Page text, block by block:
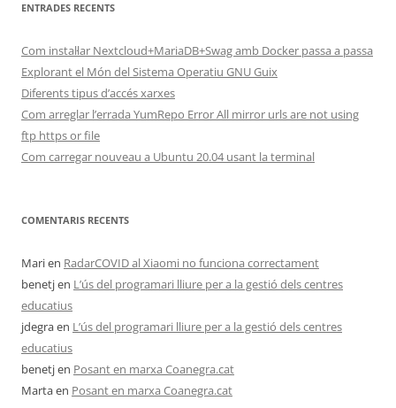
ENTRADES RECENTS
Com instal·lar Nextcloud+MariaDB+Swag amb Docker passa a passa
Explorant el Món del Sistema Operatiu GNU Guix
Diferents tipus d’accés xarxes
Com arreglar l’errada YumRepo Error All mirror urls are not using
ftp https or file
Com carregar nouveau a Ubuntu 20.04 usant la terminal
COMENTARIS RECENTS
Marien RadarCOVID al Xiaomi no funciona correctament
benetjen L’ús del programari lliure per a la gestió dels centres
educatius
jdegraen L’ús del programari lliure per a la gestió dels centres
educatius
benetjen Posant en marxa Coanegra.cat
Martaen Posant en marxa Coanegra.cat